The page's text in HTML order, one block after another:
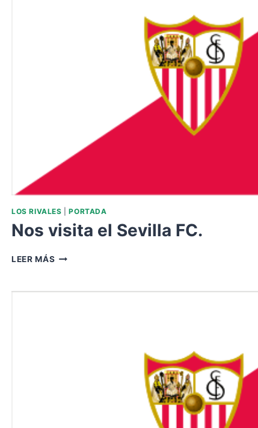
LOS RIVALES |PORTADA
Nos visita el Sevilla FC.
LEER MÁS NOS
SEVILLA